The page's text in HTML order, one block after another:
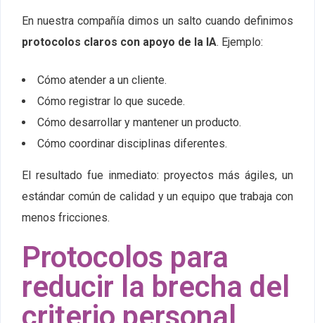
En nuestra compañía dimos un salto cuando definimos
protocolos claros con apoyo de la IA. Ejemplo:
Cómo atender a un cliente.
Cómo registrar lo que sucede.
Cómo desarrollar y mantener un producto.
Cómo coordinar disciplinas diferentes.
El resultado fue inmediato: proyectos más ágiles, un
estándar común de calidad y un equipo que trabaja con
menos fricciones.
Protocolos para
reducir la brecha del